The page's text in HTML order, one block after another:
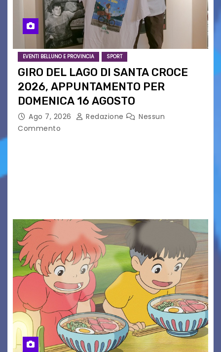
EVENTI BELLUNO E PROVINCIA SPORT
GIRO DEL LAGO DI SANTA CROCE
2026, APPUNTAMENTO PER
DOMENICA 16 AGOSTO
Ago 7, 2026 Redazione
Nessun
Commento